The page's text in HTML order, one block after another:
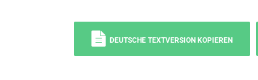
DEUTSCHE TEXTVERSION KOPIEREN